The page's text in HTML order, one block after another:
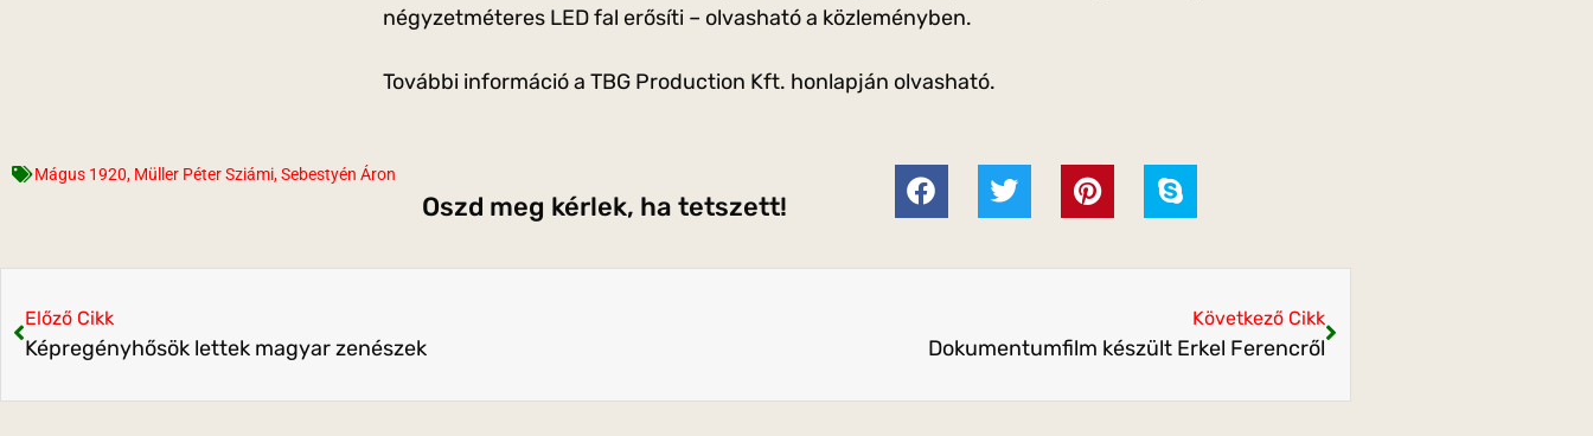
négyzetméteres LED fal erősíti – olvasható a közleményben.
További információ a TBG Production Kft. honlapján olvasható.
Mágus 1920, Müller Péter Sziámi,Sebestyén Áron
Oszd meg kérlek, ha tetszett!
Előző Cikk
Képregényhősök lettek magyar zenészek
Következő Cikk
Dokumentumfilm készült Erkel Ferencről